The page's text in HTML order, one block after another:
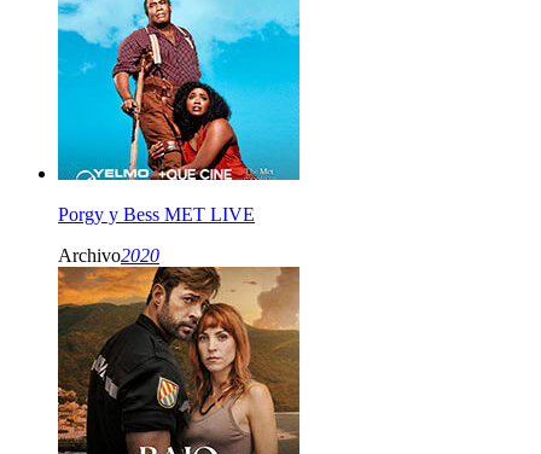
Porgy y Bess MET LIVE
Archivo2020